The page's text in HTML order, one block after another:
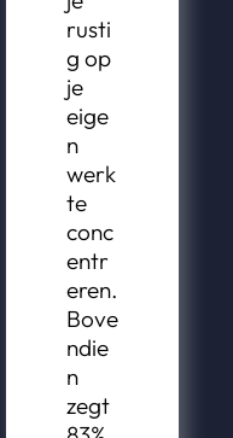
rusti
g op
je
eige
n
werk
te
conc
entr
eren.
Bove
ndie
n
zegt